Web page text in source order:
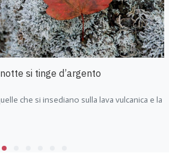
si tinge d’argento
che si insediano sulla lava vulcanica e la